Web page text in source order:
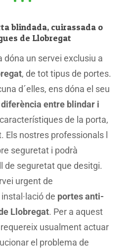
blindada, cuirassada o
de Llobregat
dóna un servei exclusiu a
, ​​de tot tipus de portes.
d´elles, ens dóna el seu
diferència entre blindar i
de la porta,
Els nostres professionals l
seguretat i podrà
de seguretat que desitgi.
urgent de
de portes anti-
Llobregat. Per a aquest
usualment actuar
el problema de